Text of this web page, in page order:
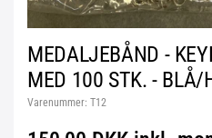
MEDALJEBÅND -
MED 100 STK. - BLÅ/
Varenummer: T12